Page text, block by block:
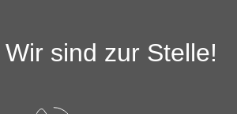
sind zur Stelle!